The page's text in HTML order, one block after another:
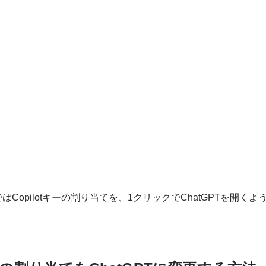
Copilotキーの割り当てを、1クリックでChatGPTを開くよ